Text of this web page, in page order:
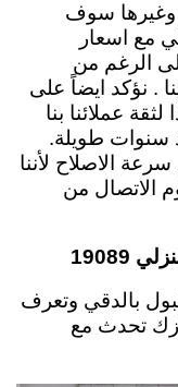
سوف
مع اسعار
الرغم من
. نؤكد ايضاً على
عملائنا بنا
سنوات طويلة.
الاصلاح لأننا
الاتصال من
بالدقي وتعرف
تحدث مع